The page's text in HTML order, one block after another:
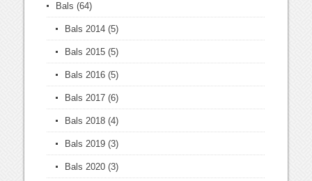
Bals (64)
Bals 2014 (5)
Bals 2015 (5)
Bals 2016 (5)
Bals 2017 (6)
Bals 2018 (4)
Bals 2019 (3)
Bals 2020 (3)